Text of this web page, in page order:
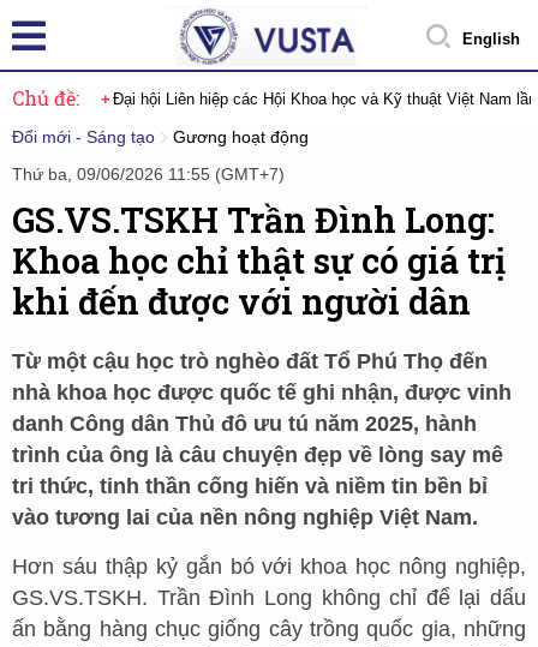
English
Chủ đề: Đại hội Liên hiệp các Hội Khoa học và Kỹ thuật Việt Nam
Đổi mới - Sáng tạo
Gương hoạt động
Thứ ba, 09/06/2026 11:55 (GMT+7)
GS.VS.TSKH Trần Đình Long:
Khoa học chỉ thật sự có giá trị
khi đến được với người dân
Từ một cậu học trò nghèo đất Tổ Phú Thọ đến
nhà khoa học được quốc tế ghi nhận, được vinh
danh Công dân Thủ đô ưu tú năm 2025, hành
trình của ông là câu chuyện đẹp về lòng say mê
tri thức, tinh thần cống hiến và niềm tin bền bỉ
vào tương lai của nền nông nghiệp Việt Nam.
Hơn sáu thập kỷ gắn bó với khoa học nông nghiệp,
GS.VS.TSKH. Trần Đình Long không chỉ để lại dấu
ấn bằng hàng chục giống cây trồng quốc gia, những